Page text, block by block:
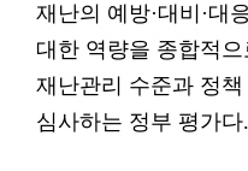
재난의 예방·대비·대
대한 역량을 종합적
재난관리 수준과 정
심사하는 정부 평가다.